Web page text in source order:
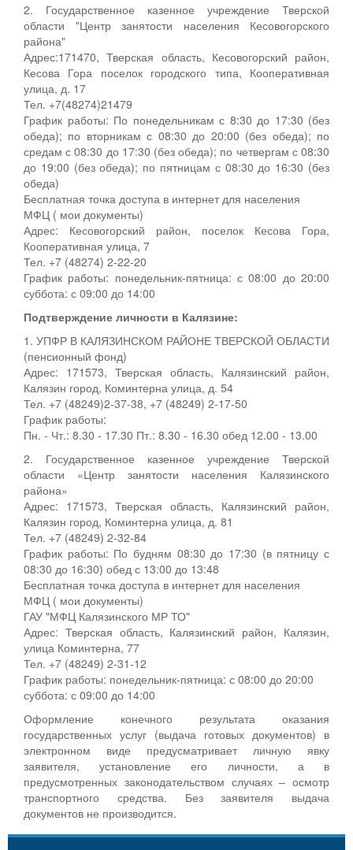
2. Государственное казенное учреждение Тверской
области "Центр занятости населения Кесовогорского
района"
Адрес:171470, Тверская область, Кесовогорский район,
Кесова Гора поселок городского типа, Кооперативная
улица, д. 17
Тел. +7(48274)21479
График работы: По понедельникам с 8:30 до 17:30 (без
обеда); по вторникам с 08:30 до 20:00 (без обеда); по
средам с 08:30 до 17:30 (без обеда); по четвергам с 08:30
до 19:00 (без обеда); по пятницам с 08:30 до 16:30 (без
обеда)
Бесплатная точка доступа в интернет для населения
МФЦ ( мои документы)
Адрес: Кесовогорский район, поселок Кесова Гора,
Кооперативная улица, 7
Тел. +7 (48274) 2-22-20
График работы: понедельник-пятница: с 08:00 до 20:00
суббота: с 09:00 до 14:00
Подтверждение личности в Калязине:
1. УПФР В КАЛЯЗИНСКОМ РАЙОНЕ ТВЕРСКОЙ ОБЛАСТИ
(пенсионный фонд)
Адрес: 171573, Тверская область, Калязинский район,
Калязин город, Коминтерна улица, д. 54
Тел. +7 (48249)2-37-38, +7 (48249) 2-17-50
График работы:
Пн. - Чт.: 8.30 - 17.30 Пт.: 8.30 - 16.30 обед 12.00 - 13.00
2. Государственное казенное учреждение Тверской
области «Центр занятости населения Калязинского
района»
Адрес: 171573, Тверская область, Калязинский район,
Калязин город, Коминтерна улица, д. 81
Тел. +7 (48249) 2-32-84
График работы: По будням 08:30 до 17:30 (в пятницу с
08:30 до 16:30) обед с 13:00 до 13:48
Бесплатная точка доступа в интернет для населения
МФЦ ( мои документы)
ГАУ "МФЦ Калязинского МР ТО"
Адрес: Тверская область, Калязинский район, Калязин,
улица Коминтерна, 77
Тел. +7 (48249) 2-31-12
График работы: понедельник-пятница: с 08:00 до 20:00
суббота: с 09:00 до 14:00
Оформление конечного результата оказания
государственных услуг (выдача готовых документов) в
электронном виде предусматривает личную явку
заявителя, установление его личности, а в
предусмотренных законодательством случаях – осмотр
транспортного средства. Без заявителя выдача
документов не производится.